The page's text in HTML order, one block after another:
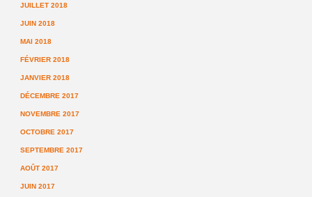
JUILLET 2018
JUIN 2018
MAI 2018
FÉVRIER 2018
JANVIER 2018
DÉCEMBRE 2017
NOVEMBRE 2017
OCTOBRE 2017
SEPTEMBRE 2017
AOÛT 2017
JUIN 2017